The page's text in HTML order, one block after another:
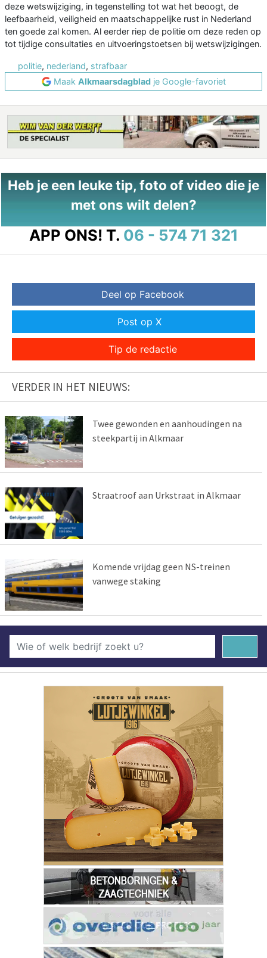
deze wetswijziging, in tegenstelling tot wat het beoogt, de
leefbaarheid, veiligheid en maatschappelijke rust in Nederland
ten goede zal komen. Al eerder riep de politie om deze reden op
tot tijdige consultaties en uitvoeringstoetsen bij wetswijzigingen.
politie, nederland, strafbaar
Maak Alkmaarsdagbladje Google-favoriet
Heb je een leuke tip, foto of video die je
met ons wilt delen?
APP ONS! T. 06 - 574 71 321
Deel op Facebook
Post op X
Tip de redactie
VERDER IN HET NIEUWS:
Twee gewonden en aanhoudingen na
steekpartij in Alkmaar
Straatroof aan Urkstraat in Alkmaar
Komende vrijdag geen NS-treinen
vanwege staking